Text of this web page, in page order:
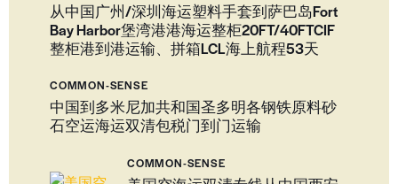
从中国广州/深圳海运塑料手套到萨巴岛Fort
Bay Harbor堡湾港港海运整柜20FT/40FTCIF
整柜港到港运输、拼箱LCL海上航程53天
COMMON-SENSE
中国到多米尼加共和国圣多明各钢铁原料砂
石空运海运双清包税门到门运输
COMMON-SENSE